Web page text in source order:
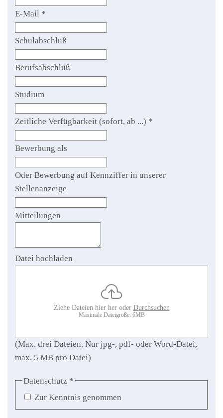
E-Mail *
Schulabschluß
Berufsabschluß
Studium
Zeitliche Verfügbarkeit (sofort, ab ...) *
Bewerbung als
Oder Bewerbung auf Kennziffer in unserer
Stellenanzeige
Mitteilungen
Datei hochladen
Ziehe Dateien hier her oder Durchsuchen
Maximale Dateigröße: 6MB
(Max. drei Dateien. Nur jpg-, pdf- oder Word-Datei,
max. 5 MB pro Datei)
Datenschutz *
Zur Kenntnis genommen